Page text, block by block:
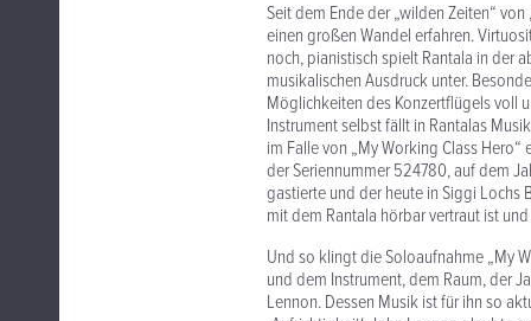
Seit dem Ende der „wilden Zeiten“
einen großen Wandel erfahren.
noch, pianistisch spielt Rantala in der
musikalischen Ausdruck unter.
Möglichkeiten des Konzertflügels voll
Instrument selbst fällt in Rantalas
im Falle von „My Working Class
der Seriennummer 524780, auf dem
gastierte und der heute in Siggi Lochs
mit dem Rantala hörbar vertraut ist
Und so klingt die Soloaufnahme „My
und dem Instrument, dem Raum, der
Lennon. Dessen Musik ist für ihn so